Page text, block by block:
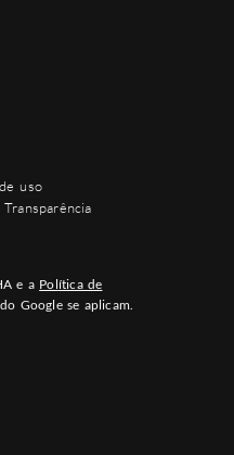
uso
e a Política de
Google se aplicam.